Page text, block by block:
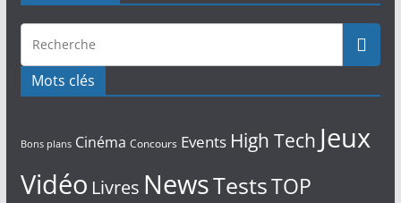
Mots clés
Bons plans Cinéma Concours Events High Tech Jeux
Vidéo Livres NewsTestsTOP